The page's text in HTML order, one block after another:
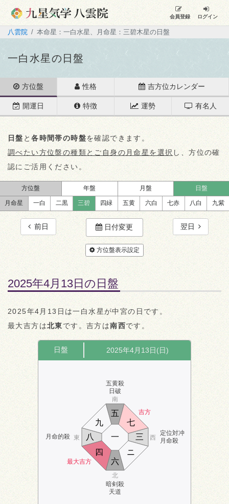
会員登録 ログイン
八雲院 本命星：一白水星、月命星：三碧木星の日盤
一白水星の日盤
方位盤 性格 吉方位カレンダー
開運日 特徴 運勢 有名人
日盤 と各時間帯の時盤を確認できます。
調べたい方位盤の種類とご自身の月命星を選択 し、方位の確
認にご活用ください。
方位盤 年盤 月盤 日盤
月命星 一白 二黒 三碧 四緑 五黄 六白 七赤 八白 九紫
前日 日付変更 翌日
方位盤表示設定
2025年4月13日の日盤
2025年4月13日は一白水星が中宮の日です。
最大吉方は北東です。吉方は南西です。
日盤 2025年4月13日(日)
五黄殺
日破
吉方
月命的殺
定位対冲
月命殺
最大吉方
暗剣殺
天道
南
北
東 西
六
七
八
九
一
ニ
三
四
五